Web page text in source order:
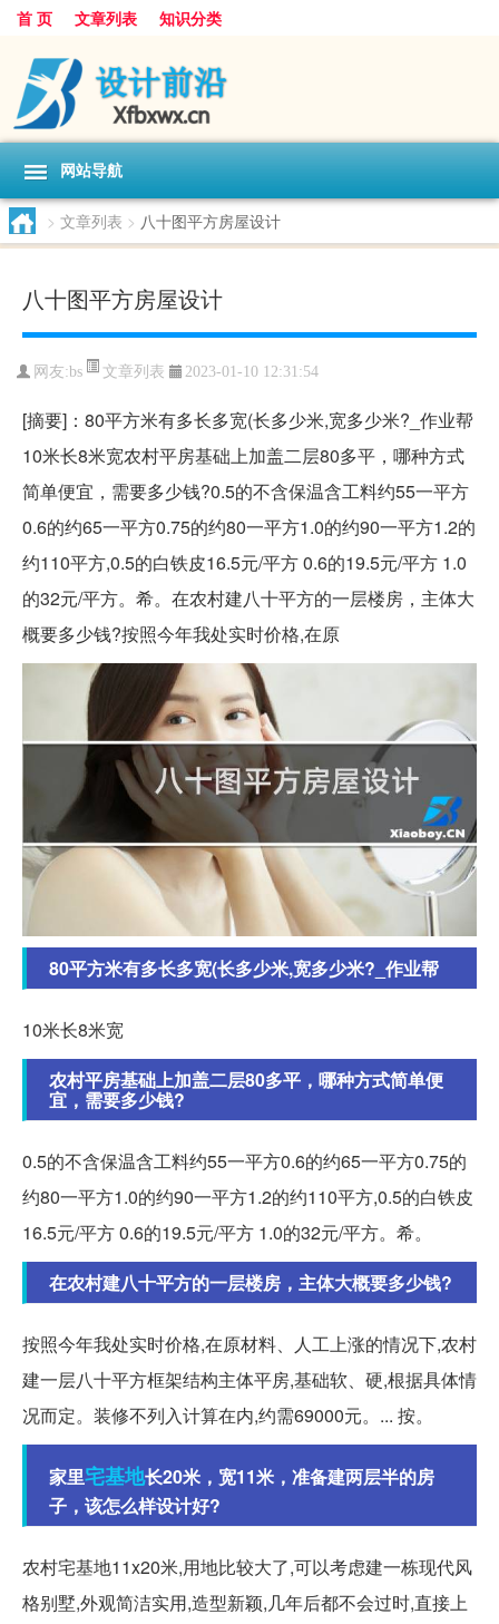
首 页 文章列表 知识分类
网站导航
> 文章列表 > 八十图平方房屋设计
八十图平方房屋设计
网友:bs 文章列表 2023-01-10 12:31:54
[摘要]：80平方米有多长多宽(长多少米,宽多少米?_作业帮
10米长8米宽农村平房基础上加盖二层80多平，哪种方式
简单便宜，需要多少钱?0.5的不含保温含工料约55一平方
0.6的约65一平方0.75的约80一平方1.0的约90一平方1.2的
约110平方,0.5的白铁皮16.5元/平方 0.6的19.5元/平方 1.0
的32元/平方。希。在农村建八十平方的一层楼房，主体大
概要多少钱?按照今年我处实时价格,在原
80平方米有多长多宽(长多少米,宽多少米?_作业帮
10米长8米宽
农村平房基础上加盖二层80多平，哪种方式简单便
宜，需要多少钱?
0.5的不含保温含工料约55一平方0.6的约65一平方0.75的
约80一平方1.0的约90一平方1.2的约110平方,0.5的白铁皮
16.5元/平方 0.6的19.5元/平方 1.0的32元/平方。希。
在农村建八十平方的一层楼房，主体大概要多少钱?
按照今年我处实时价格,在原材料、人工上涨的情况下,农村
建一层八十平方框架结构主体平房,基础软、硬,根据具体情
况而定。装修不列入计算在内,约需69000元。... 按。
家里宅基地长20米，宽11米，准备建两层半的房
子，该怎么样设计好?
农村宅基地11x20米,用地比较大了,可以考虑建一栋现代风
格别墅,外观简洁实用,造型新颖,几年后都不会过时,直接上